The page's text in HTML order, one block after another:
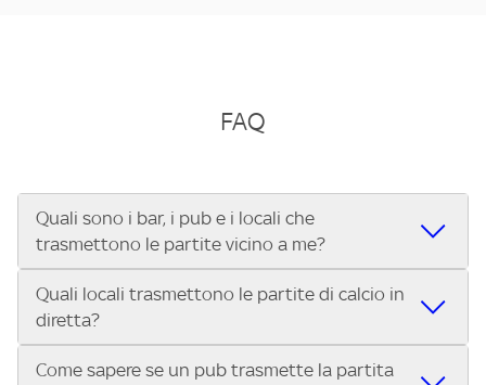
FAQ
Quali sono i bar, i pub e i locali che
trasmettono le partite vicino a me?
Se cerchi un bar, pub, ristorante o locale vicino a te per
vedere le partite di Serie A ENILIVE, la Serie C Sky Wifi, la
UEFA Champions League, la UEFA Europa League, la UEFA
Conference League, il Tennis, la Formula 1®, la MotoGP™ e
Quali locali trasmettono le partite di calcio in
diretta?
Vuoi sapere quali bar, pub o ristoranti mostrano le partite
Come sapere se un pub trasmette la partita